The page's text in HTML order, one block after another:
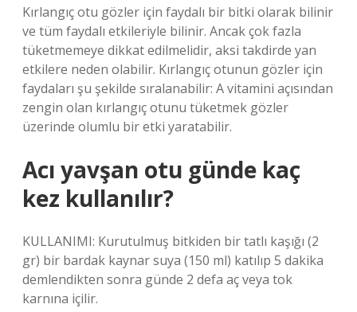
Kırlangıç ​​otu gözler için faydalı bir bitki olarak bilinir
ve tüm faydalı etkileriyle bilinir. Ancak çok fazla
tüketmemeye dikkat edilmelidir, aksi takdirde yan
etkilere neden olabilir. Kırlangıç ​​otunun gözler için
faydaları şu şekilde sıralanabilir: A vitamini açısından
zengin olan kırlangıç ​​otunu tüketmek gözler
üzerinde olumlu bir etki yaratabilir.
Acı yavşan otu günde kaç
kez kullanılır?
KULLANIMI: Kurutulmuş bitkiden bir tatlı kaşığı (2
gr) bir bardak kaynar suya (150 ml) katılıp 5 dakika
demlendikten sonra günde 2 defa aç veya tok
karnına içilir.